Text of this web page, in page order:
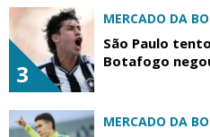
3
MERCADO DA
São Paulo
Botafogo
MERCADO DA